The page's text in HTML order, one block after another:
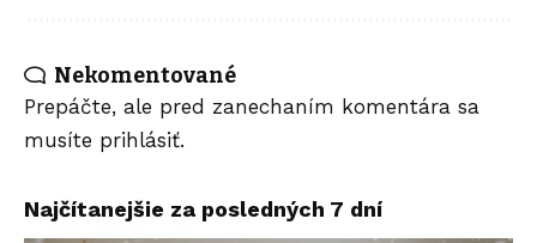
Nekomentované
Prepáčte, ale pred zanechaním komentára sa
musíte prihlásiť.
Najčítanejšie za posledných 7 dní